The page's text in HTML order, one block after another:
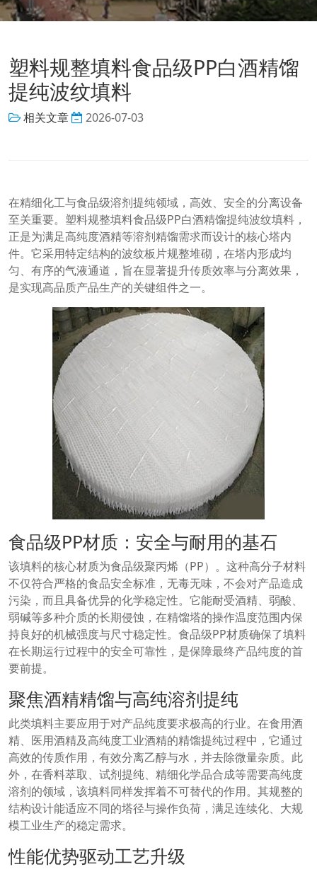
塑料规整填料食品级PP白酒精馏
提纯波纹填料
相关文章 2026-07-03
在精细化工与食品级溶剂提纯领域，高效、安全的分离设备
至关重要。塑料规整填料食品级PP白酒精馏提纯波纹填料，
正是为满足高纯度酒精等溶剂精馏需求而设计的核心塔内
件。它采用特定结构的波纹板片规整堆砌，在塔内形成均
匀、有序的气液通道，旨在显著提升传质效率与分离效果，
是实现高品质产品生产的关键组件之一。
食品级PP材质：安全与耐用的基石
该填料的核心材质为食品级聚丙烯（PP）。这种高分子材料
不仅符合严格的食品安全标准，无毒无味，不会对产品造成
污染，而且具备优异的化学稳定性。它能耐受酒精、弱酸、
弱碱等多种介质的长期侵蚀，在精馏塔的操作温度范围内保
持良好的机械强度与尺寸稳定性。食品级PP材质确保了填料
在长期运行过程中的安全可靠性，是保障最终产品纯度的首
要前提。
聚焦酒精精馏与高纯溶剂提纯
此类填料主要应用于对产品纯度要求极高的行业。在食用酒
精、医用酒精及高纯度工业酒精的精馏提纯过程中，它通过
高效的传质作用，有效分离乙醇与水，并去除微量杂质。此
外，在香料萃取、试剂提纯、精细化学品合成等需要高纯度
溶剂的领域，该填料同样发挥着不可替代的作用。其规整的
结构设计能适应不同的塔径与操作负荷，满足连续化、大规
模工业生产的稳定需求。
性能优势驱动工艺升级